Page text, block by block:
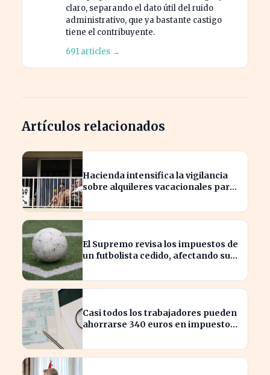
claro, separando el dato útil del ruido
administrativo, que ya bastante castigo
tiene el contribuyente.
691 articles →
Artículos relacionados
Hacienda intensifica la vigilancia
sobre alquileres vacacionales para
El Supremo revisa los impuestos de
un futbolista cedido, afectando su
Casi todos los trabajadores pueden
ahorrarse 340 euros en impuestos,